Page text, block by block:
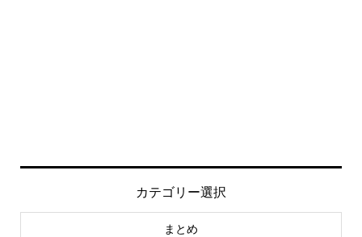
カテゴリー選択
まとめ